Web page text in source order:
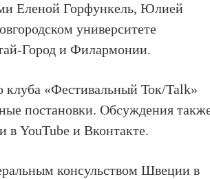
Еленой Горфункель, Юлией
университете
Город и Филармонии.
клуба «Фестивальный Ток/Talk»
постановки. Обсуждения
YouTube и Вконтакте.
консульством Швеции в